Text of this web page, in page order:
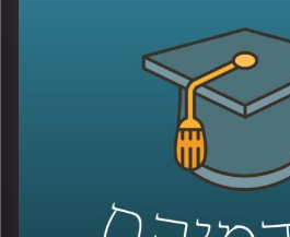
הסוכרים, שרשראות זעירות
כמו סוג של “תעודת זהות”
משתנה, זה יכול להופיע בסרטן, אבל
אחרות, למשל אנדומטריוזיס, מחלה
לוקח שנים עד שמקבלים עליה
היא האם אפשר לקחת את השינויים
אותם לשפה חדשה של רפואה, גם
מדויק יותר.